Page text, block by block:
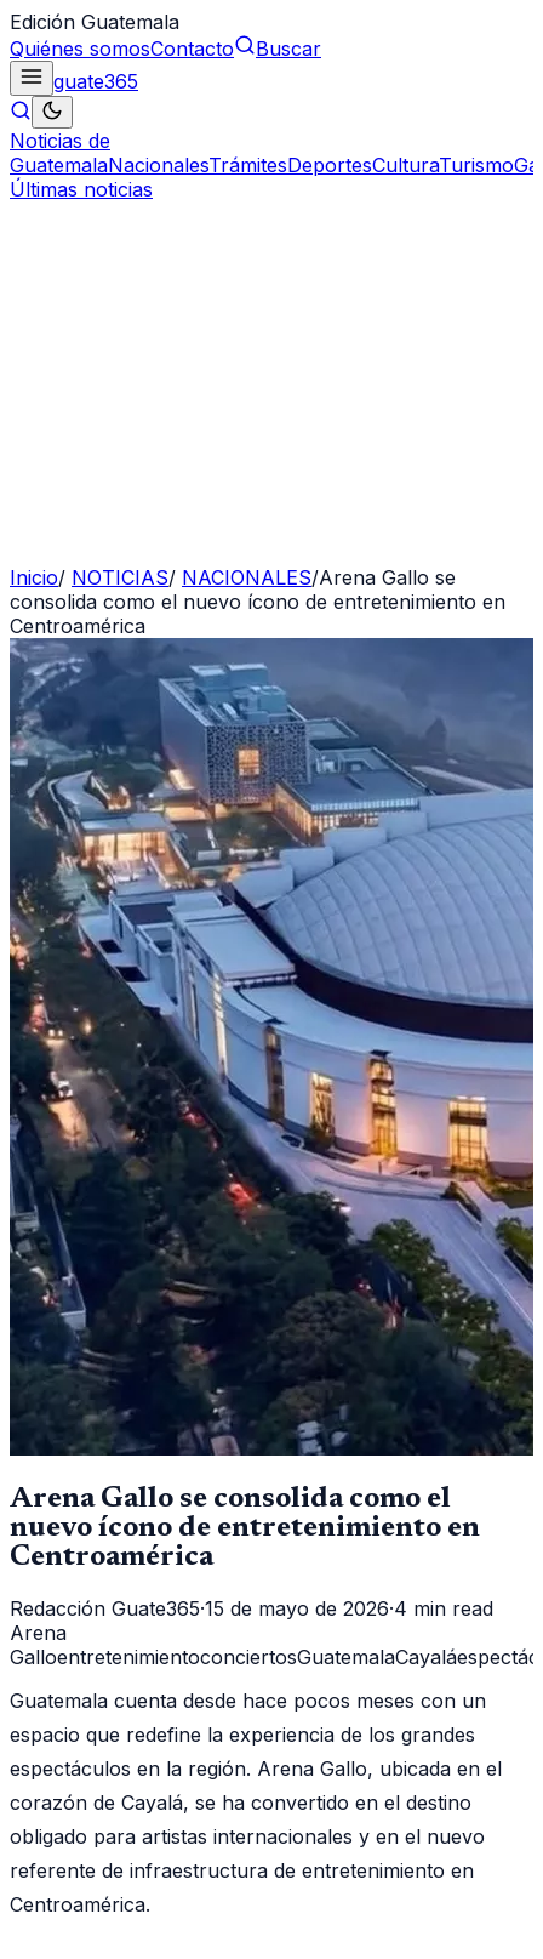
Edición Guatemala
Quiénes somosContacto
Buscar
guate365
Noticias de
GuatemalaNacionalesTrámitesDeportesCulturaTurismo
Últimas noticias
Inicio/ NOTICIAS/ NACIONALES/Arena Gallo se
consolida como el nuevo ícono de entretenimiento en
Centroamérica
Arena Gallo se consolida como el
nuevo ícono de entretenimiento en
Centroamérica
Redacción Guate365·15 de mayo de 2026·4 min read
Arena
GalloentretenimientoconciertosGuatemalaCayalá
Guatemala cuenta desde hace pocos meses con un
espacio que redefine la experiencia de los grandes
espectáculos en la región. Arena Gallo, ubicada en el
corazón de Cayalá, se ha convertido en el destino
obligado para artistas internacionales y en el nuevo
referente de infraestructura de entretenimiento en
Centroamérica.